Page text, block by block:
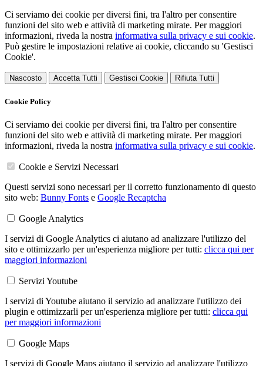
Ci serviamo dei cookie per diversi fini, tra l'altro per consentire
funzioni del sito web e attività di marketing mirate. Per maggiori
informazioni, riveda la nostra informativa sulla privacy e sui cookie.
Può gestire le impostazioni relative ai cookie, cliccando su 'Gestisci
Cookie'.
Nascosto Accetta Tutti Gestisci Cookie Rifiuta Tutti
Cookie Policy
Ci serviamo dei cookie per diversi fini, tra l'altro per consentire
funzioni del sito web e attività di marketing mirate. Per maggiori
informazioni, riveda la nostra informativa sulla privacy e sui cookie.
Cookie e Servizi Necessari
Questi servizi sono necessari per il corretto funzionamento di questo
sito web: Bunny Fonts e Google Recaptcha
Google Analytics
I servizi di Google Analytics ci aiutano ad analizzare l'utilizzo del
sito e ottimizzarlo per un'esperienza migliore per tutti: clicca qui per
maggiori informazioni
Servizi Youtube
I servizi di Youtube aiutano il servizio ad analizzare l'utilizzo dei
plugin e ottimizzarli per un'esperienza migliore per tutti: clicca qui
per maggiori informazioni
Google Maps
I servizi di Google Maps aiutano il servizio ad analizzare l'utilizzo